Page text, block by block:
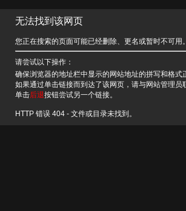
无法找到该网页
您正在搜索的页面可能已经删除、更名或暂时不可用。
请尝试以下操作：
确保浏览器的地址栏中显示的网站地址的拼写和格式
如果通过单击链接而到达了该网页，请与网站管理
单击后退按钮尝试另一个链接。
HTTP 错误 404 - 文件或目录未找到。